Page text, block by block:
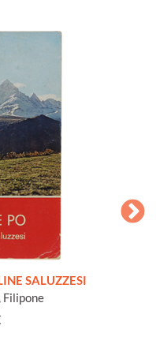
SALUZZESI
Filipone